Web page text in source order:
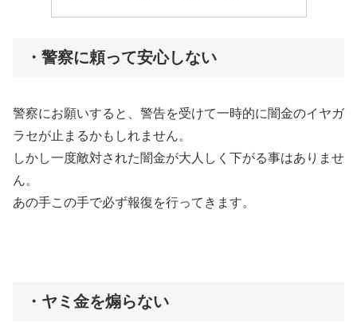
・警察に頼って安心しない
警察にお願いすると、警告を受けて一時的に闇金のイヤガ
ラセが止まるかもしれません。
しかし一度敵対された闇金が大人しく下がる事はありませ
ん。
あの手この手で必ず報復を行ってきます。
・ヤミ金を煽らない